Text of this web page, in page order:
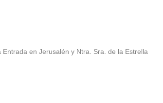
en Jerusalén y Ntra. Sra. de la Estrella